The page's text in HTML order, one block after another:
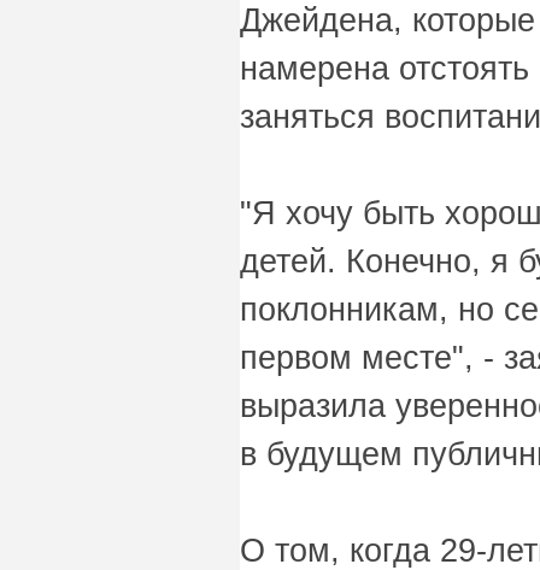
Джейдена,
намерена
заняться
"Я хочу быть
детей. Конечно, я
поклонникам, но
первом месте", -
выразила
в будущем
О том, когда 29-